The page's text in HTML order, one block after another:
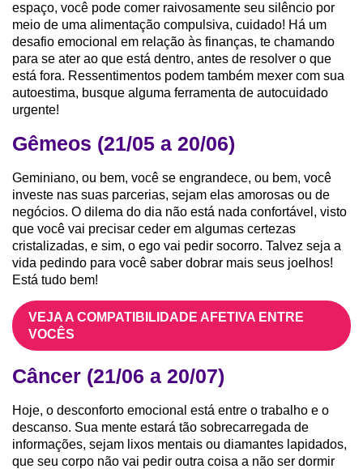
espaço, você pode comer raivosamente seu silêncio por
meio de uma alimentação compulsiva, cuidado! Há um
desafio emocional em relação às finanças, te chamando
para se ater ao que está dentro, antes de resolver o que
está fora. Ressentimentos podem também mexer com sua
autoestima, busque alguma ferramenta de autocuidado
urgente!
Gêmeos (21/05 a 20/06)
Geminiano, ou bem, você se engrandece, ou bem, você
investe nas suas parcerias, sejam elas amorosas ou de
negócios. O dilema do dia não está nada confortável, visto
que você vai precisar ceder em algumas certezas
cristalizadas, e sim, o ego vai pedir socorro. Talvez seja a
vida pedindo para você saber dobrar mais seus joelhos!
Está tudo bem!
VEJA A COMPATIBILIDADE AFETIVA ENTRE
VOCÊS
Câncer (21/06 a 20/07)
Hoje, o desconforto emocional está entre o trabalho e o
descanso. Sua mente estará tão sobrecarregada de
informações, sejam lixos mentais ou diamantes lapidados,
que seu corpo não vai pedir outra coisa a não ser dormir